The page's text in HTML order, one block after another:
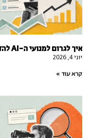
איך לגרום למנועי ה-AI להזכיר / להמליץ על העסק שלכם?
יוני 4, 2026
קרא עוד »